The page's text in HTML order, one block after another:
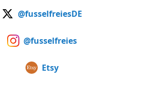
@fusselfreiesDE
@fusselfreies
Etsy